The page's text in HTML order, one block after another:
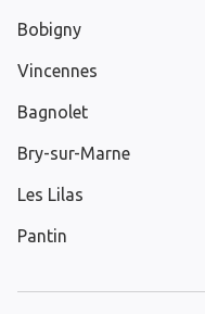
Bobigny
Vincennes
Bagnolet
Bry-sur-Marne
Les Lilas
Pantin